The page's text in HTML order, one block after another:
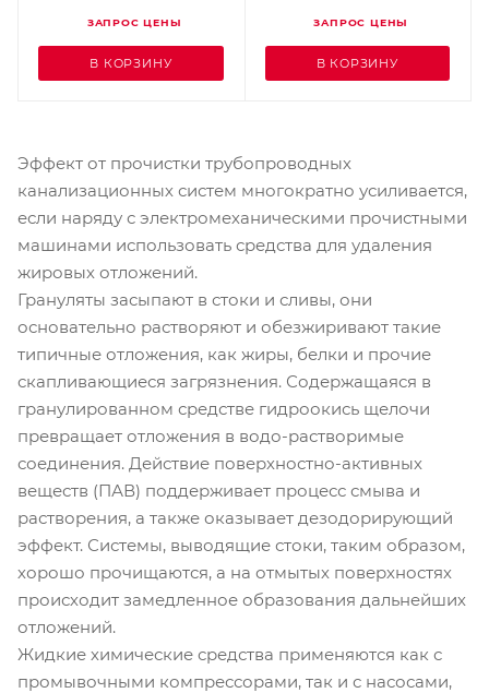
ЗАПРОС ЦЕНЫ
В КОРЗИНУ
ЗАПРОС ЦЕНЫ
В КОРЗИНУ
Эффект от прочистки трубопроводных
канализационных систем многократно усиливается,
если наряду с электромеханическими прочистными
машинами использовать средства для удаления
жировых отложений.
Грануляты засыпают в стоки и сливы, они
основательно растворяют и обезжиривают такие
типичные отложения, как жиры, белки и прочие
скапливающиеся загрязнения. Содержащаяся в
гранулированном средстве гидроокись щелочи
превращает отложения в водо-растворимые
соединения. Действие поверхностно-активных
веществ (ПАВ) поддерживает процесс смыва и
растворения, а также оказывает дезодорирующий
эффект. Системы, выводящие стоки, таким образом,
хорошо прочищаются, а на отмытых поверхностях
происходит замедленное образования дальнейших
отложений.
Жидкие химические средства применяются как с
промывочными компрессорами, так и с насосами,